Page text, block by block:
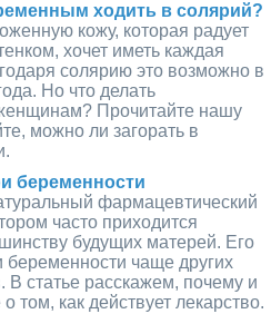
ходить в солярий?
кожу, которая радует
хочет иметь каждая
солярию это возможно в
Но что делать
Прочитайте нашу
можно ли загорать в
беременности
фармацевтический
часто приходится
будущих матерей. Его
беременности чаще других
В статье расскажем, почему и
том, как действует лекарство.